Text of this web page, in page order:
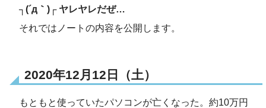
┐(´д｀)┌ ヤレヤレだぜ…
それではノートの内容を公開します。
2020年12月12日（土）
もともと使っていたパソコンが亡くなった。約10万円